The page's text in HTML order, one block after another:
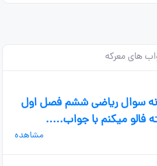
های معرکه
سوال ریاضی ششم فصل اول
فالو میکنم با جواب.....
مشاهده